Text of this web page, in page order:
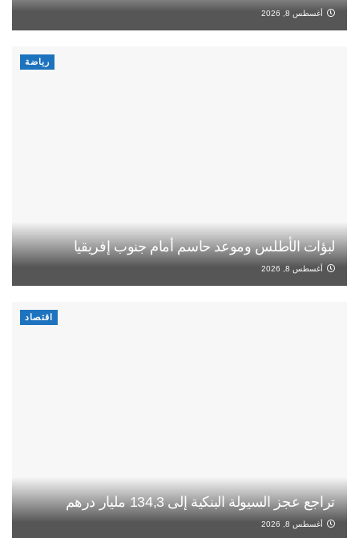
أغسطس 8, 2026
رياضة
لبؤات الأطلس وموعد حاسم أمام جنوب إفريقيا
أغسطس 8, 2026
اقتصاد
تراجع عجز السيولة البنكية إلى 134,3 مليار درهم
أغسطس 8, 2026